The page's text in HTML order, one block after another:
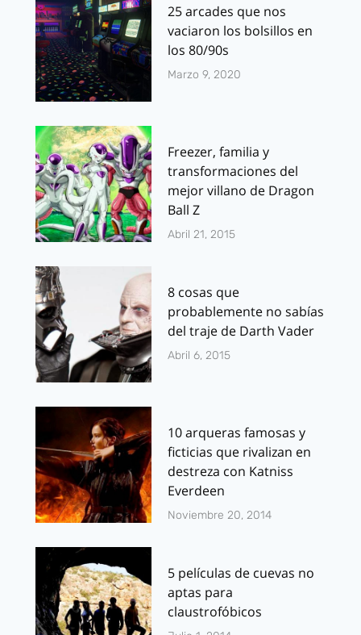
25 arcades que nos
vaciaron los bolsillos en
los 80/90s
Marzo 9, 2020
Freezer, familia y
transformaciones del
mejor villano de Dragon
Ball Z
Abril 21, 2015
8 cosas que
probablemente no sabías
del traje de Darth Vader
Abril 6, 2015
10 arqueras famosas y
ficticias que rivalizan en
destreza con Katniss
Everdeen
Noviembre 20, 2014
5 películas de cuevas no
aptas para
claustrofóbicos